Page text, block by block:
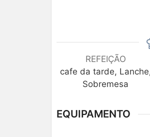
REFEIÇÃO
cafe da tarde,
Sobremesa
EQUIPAMENTO